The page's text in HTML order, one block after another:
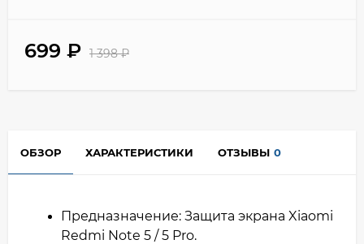
699 ₽ 1 398₽
ОБЗОР ХАРАКТЕРИСТИКИ ОТЗЫВЫ 0
Предназначение: Защита экрана Xiaomi
Redmi Note 5 / 5 Pro.